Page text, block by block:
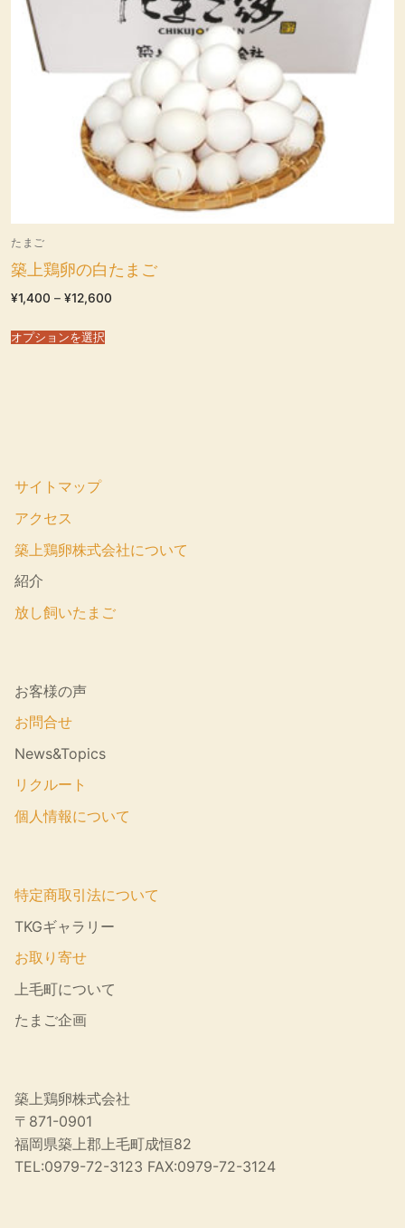
たまご
築上鶏卵の白たまご
¥1,400 – ¥12,600
オプションを選択
サイトマップ
アクセス
築上鶏卵株式会社について
紹介
放し飼いたまご
お客様の声
お問合せ
News&Topics
リクルート
個人情報について
特定商取引法について
TKGギャラリー
お取り寄せ
上毛町について
たまご企画
築上鶏卵株式会社
〒871-0901
福岡県築上郡上毛町成恒82
TEL:0979-72-3123 FAX:0979-72-3124